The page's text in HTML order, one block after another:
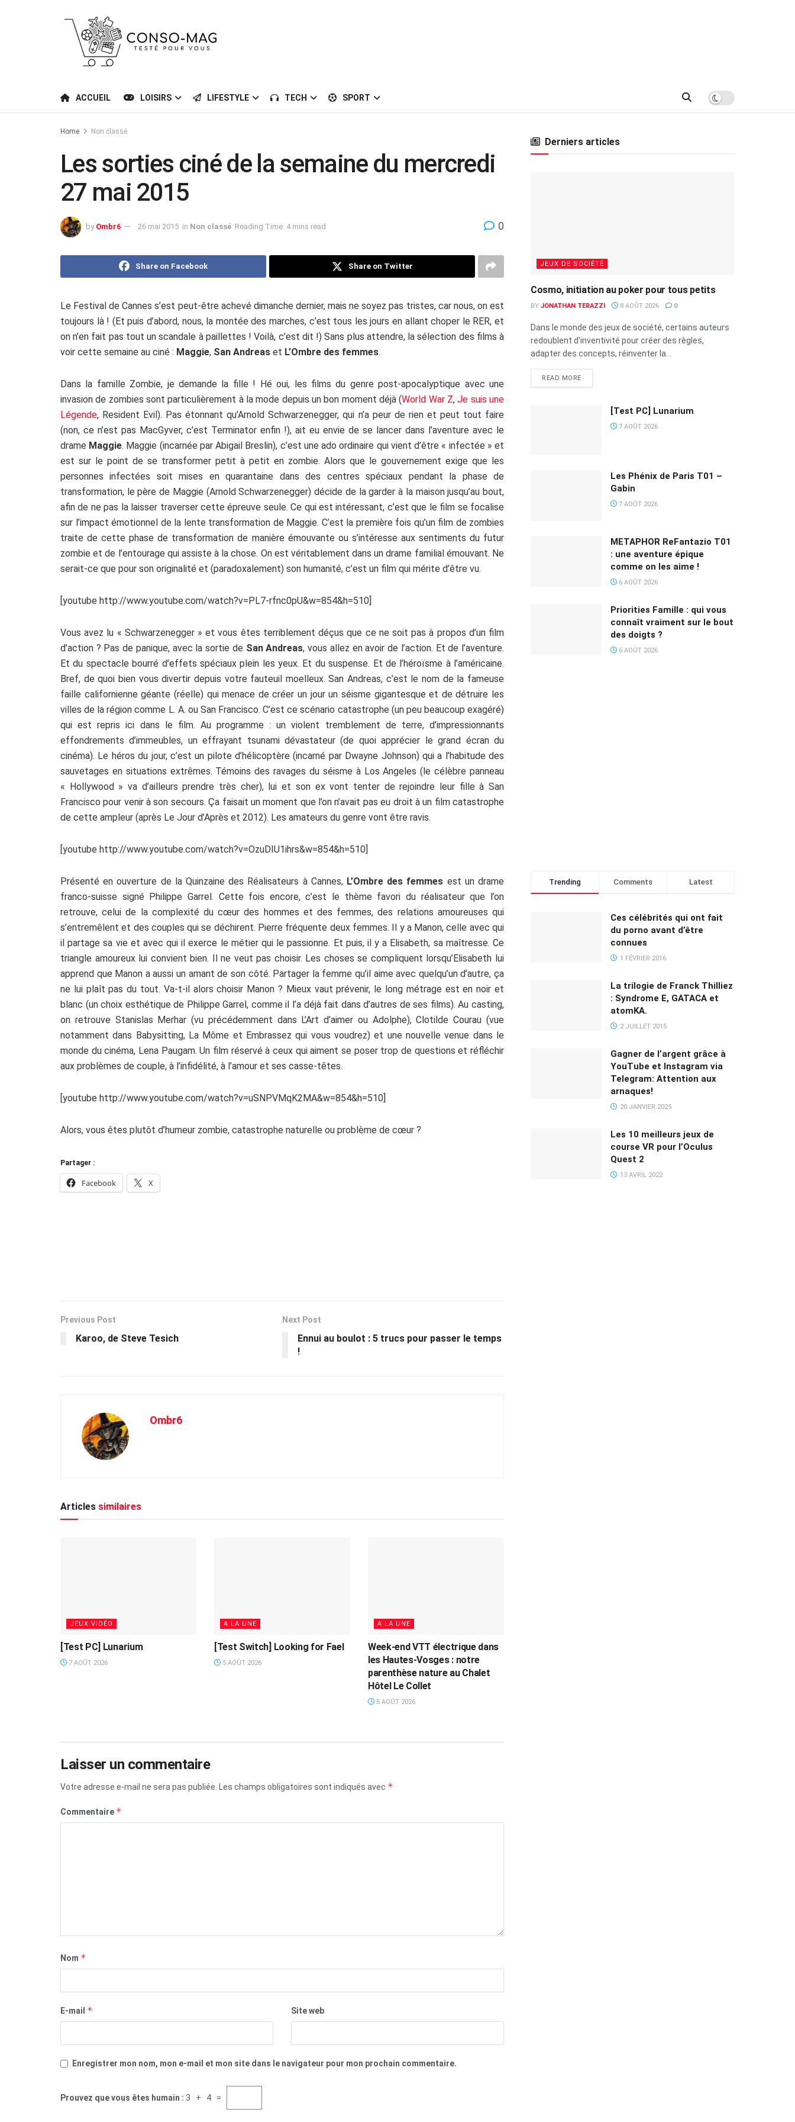
ACCUEIL LOISIRS LIFESTYLE TECH SPORT
Home Non classé
Les sorties ciné de la semaine du mercredi
27 mai 2015
by Ombr6 26 mai 2015 in Non classé Reading Time: 4 mins read 0
Share on Facebook Share on Twitter
Le Festival de Cannes s’est peut-être achevé dimanche dernier, mais ne soyez pas tristes, car nous, on est
toujours là ! (Et puis d’abord, nous, la montée des marches, c’est tous les jours en allant choper le RER, et
on n’en fait pas tout un scandale à paillettes ! Voilà, c’est dit !) Sans plus attendre, la sélection des films à
voir cette semaine au ciné : Maggie, San Andreas et L’Ombre des femmes.
Dans la famille Zombie, je demande la fille ! Hé oui, les films du genre post-apocalyptique avec une
invasion de zombies sont particulièrement à la mode depuis un bon moment déjà (World War Z,Je suis une
Légende, Resident Evil). Pas étonnant qu’Arnold Schwarzenegger, qui n’a peur de rien et peut tout faire
(non, ce n’est pas MacGyver, c’est Terminator enfin !), ait eu envie de se lancer dans l’aventure avec le
drame Maggie. Maggie (incarnée par Abigail Breslin), c’est une ado ordinaire qui vient d’être « infectée » et
est sur le point de se transformer petit à petit en zombie. Alors que le gouvernement exige que les
personnes infectées soit mises en quarantaine dans des centres spéciaux pendant la phase de
transformation, le père de Maggie (Arnold Schwarzenegger) décide de la garder à la maison jusqu’au bout,
afin de ne pas la laisser traverser cette épreuve seule. Ce qui est intéressant, c’est que le film se focalise
sur l’impact émotionnel de la lente transformation de Maggie. C’est la première fois qu’un film de zombies
traite de cette phase de transformation de manière émouvante ou s’intéresse aux sentiments du futur
zombie et de l’entourage qui assiste à la chose. On est véritablement dans un drame familial émouvant. Ne
serait-ce que pour son originalité et (paradoxalement) son humanité, c’est un film qui mérite d’être vu.
[youtube http://www.youtube.com/watch?v=PL7-rfnc0pU&w=854&h=510]
Vous avez lu « Schwarzenegger » et vous êtes terriblement déçus que ce ne soit pas à propos d’un film
d’action ? Pas de panique, avec la sortie de San Andreas, vous allez en avoir de l’action. Et de l’aventure.
Et du spectacle bourré d’effets spéciaux plein les yeux. Et du suspense. Et de l’héroïsme à l’américaine.
Bref, de quoi bien vous divertir depuis votre fauteuil moelleux. San Andreas, c’est le nom de la fameuse
faille californienne géante (réelle) qui menace de créer un jour un séisme gigantesque et de détruire les
villes de la région comme L. A. ou San Francisco. C’est ce scénario catastrophe (un peu beaucoup exagéré)
qui est repris ici dans le film. Au programme : un violent tremblement de terre, d’impressionnants
effondrements d’immeubles, un effrayant tsunami dévastateur (de quoi apprécier le grand écran du
cinéma). Le héros du jour, c’est un pilote d’hélicoptère (incarné par Dwayne Johnson) qui a l’habitude des
sauvetages en situations extrêmes. Témoins des ravages du séisme à Los Angeles (le célèbre panneau
« Hollywood » va d’ailleurs prendre très cher), lui et son ex vont tenter de rejoindre leur fille à San
Francisco pour venir à son secours. Ça faisait un moment que l’on n’avait pas eu droit à un film catastrophe
de cette ampleur (après Le Jour d’Après et 2012). Les amateurs du genre vont être ravis.
[youtube http://www.youtube.com/watch?v=OzuDIU1ihrs&w=854&h=510]
Présenté en ouverture de la Quinzaine des Réalisateurs à Cannes, L’Ombre des femmes est un drame
franco-suisse signé Philippe Garrel. Cette fois encore, c’est le thème favori du réalisateur que l’on
retrouve, celui de la complexité du cœur des hommes et des femmes, des relations amoureuses qui
s’entremêlent et des couples qui se déchirent. Pierre fréquente deux femmes. Il y a Manon, celle avec qui
il partage sa vie et avec qui il exerce le métier qui le passionne. Et puis, il y a Elisabeth, sa maîtresse. Ce
triangle amoureux lui convient bien. Il ne veut pas choisir. Les choses se compliquent lorsqu’Elisabeth lui
apprend que Manon a aussi un amant de son côté. Partager la femme qu’il aime avec quelqu’un d’autre, ça
ne lui plaît pas du tout. Va-t-il alors choisir Manon ? Mieux vaut prévenir, le long métrage est en noir et
blanc (un choix esthétique de Philippe Garrel, comme il l’a déjà fait dans d’autres de ses films). Au casting,
on retrouve Stanislas Merhar (vu précédemment dans L’Art d’aimer ou Adolphe), Clotilde Courau (vue
notamment dans Babysitting, La Môme et Embrassez qui vous voudrez) et une nouvelle venue dans le
monde du cinéma, Lena Paugam. Un film réservé à ceux qui aiment se poser trop de questions et réfléchir
aux problèmes de couple, à l’infidélité, à l’amour et ses casse-têtes.
[youtube http://www.youtube.com/watch?v=uSNPVMqK2MA&w=854&h=510]
Alors, vous êtes plutôt d’humeur zombie, catastrophe naturelle ou problème de cœur ?
Partager :
Facebook X
Previous Post
Karoo, de Steve Tesich
Next Post
Ennui au boulot : 5 trucs pour passer le temps
!
Ombr6
Articles similaires
JEUX VIDÉO
[Test PC] Lunarium
7 AOÛT 2026
A LA UNE
[Test Switch] Looking for Fael
5 AOÛT 2026
A LA UNE
Week-end VTT électrique dans
les Hautes-Vosges : notre
parenthèse nature au Chalet
Hôtel Le Collet
5 AOÛT 2026
Laisser un commentaire
Votre adresse e-mail ne sera pas publiée. Les champs obligatoires sont indiqués avec *
Commentaire *
Nom *
E-mail * Site web
Enregistrer mon nom, mon e-mail et mon site dans le navigateur pour mon prochain commentaire.
Prouvez que vous êtes humain : 3 + 4 =
Derniers articles
JEUX DE SOCIÉTÉ
Cosmo, initiation au poker pour tous petits
BY JONATHAN TERAZZI 8 AOÛT 2026 0
Dans le monde des jeux de société, certains auteurs
redoublent d'inventivité pour créer des règles,
adapter des concepts, réinventer la...
READ MORE
[Test PC] Lunarium
7 AOÛT 2026
Les Phénix de Paris T01 –
Gabin
7 AOÛT 2026
METAPHOR ReFantazio T01
: une aventure épique
comme on les aime !
6 AOÛT 2026
Priorities Famille : qui vous
connaît vraiment sur le bout
des doigts ?
6 AOÛT 2026
Trending Comments Latest
Ces célébrités qui ont fait
du porno avant d’être
connues
1 FÉVRIER 2016
La trilogie de Franck Thilliez
: Syndrome E, GATACA et
atomKA.
2 JUILLET 2015
Gagner de l’argent grâce à
YouTube et Instagram via
Telegram: Attention aux
arnaques!
20 JANVIER 2025
Les 10 meilleurs jeux de
course VR pour l’Oculus
Quest 2
13 AVRIL 2022